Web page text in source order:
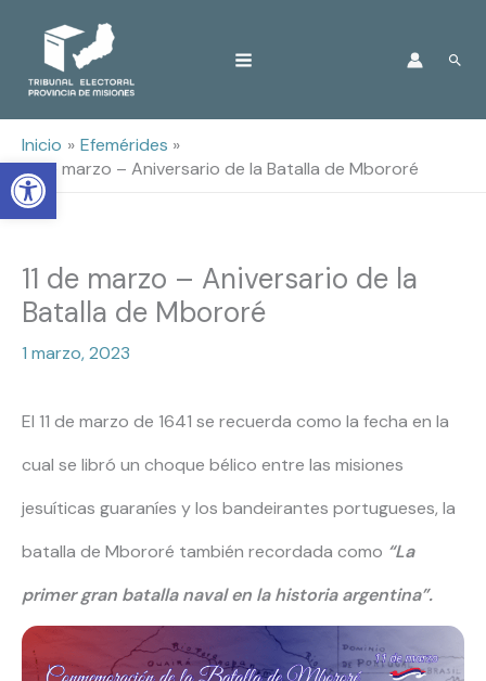
Open toolbar
Inicio
Efemérides
11 de marzo – Aniversario de la Batalla de Mbororé
11 de marzo – Aniversario de la
Batalla de Mbororé
1 marzo, 2023
El 11 de marzo de 1641 se recuerda como la fecha en la
cual se libró un choque bélico entre las misiones
jesuíticas guaraníes y los bandeirantes portugueses, la
batalla de Mbororé también recordada como “La
primer gran batalla naval en la historia argentina”.